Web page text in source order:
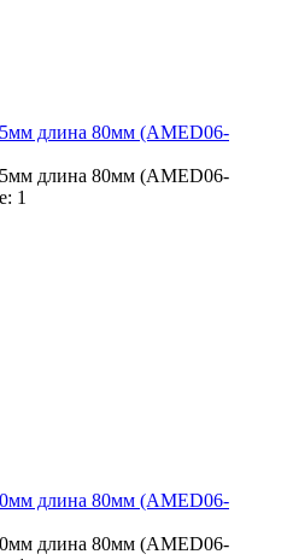
длина 80мм (AMED06-
длина 80мм (AMED06-
1
длина 80мм (AMED06-
длина 80мм (AMED06-